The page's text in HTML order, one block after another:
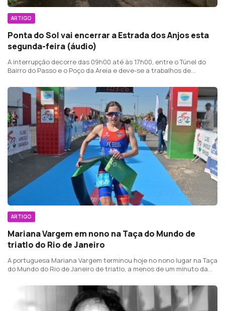
ARTIGO
Ponta do Sol vai encerrar a Estrada dos Anjos esta
segunda-feira (áudio)
A interrupção decorre das 09h00 até às 17h00, entre o Túnel do
Bairro do Passo e o Poço da Areia e deve-se a trabalhos de
ARTIGO
Mariana Vargem em nono na Taça do Mundo de
triatlo do Rio de Janeiro
A portuguesa Mariana Vargem terminou hoje no nono lugar na Taça
do Mundo do Rio de Janeiro de triatlo, a menos de um minuto da